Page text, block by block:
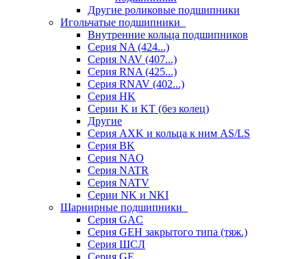
Другие роликовые подшипники
Игольчатые подшипники
Внутренние кольца подшипников
Серия NA (424...)
Серия NAV (407...)
Серия RNA (425...)
Серия RNAV (402...)
Серия HK
Серии K и KT (без колец)
Другие
Серия AXK и кольца к ним AS/LS
Серия BK
Серия NAO
Серия NATR
Серия NATV
Серии NK и NKI
Шарнирные подшипники
Серия GAC
Серия GEH закрытого типа (тяж.)
Серия ШСЛ
Серия GE